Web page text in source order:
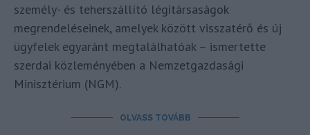
személy- és teherszállító légitársaságok
megrendeléseinek, amelyek között visszatérő és új
ügyfelek egyaránt megtalálhatóak – ismertette
szerdai közleményében a Nemzetgazdasági
Minisztérium (NGM).
OLVASS TOVÁBB